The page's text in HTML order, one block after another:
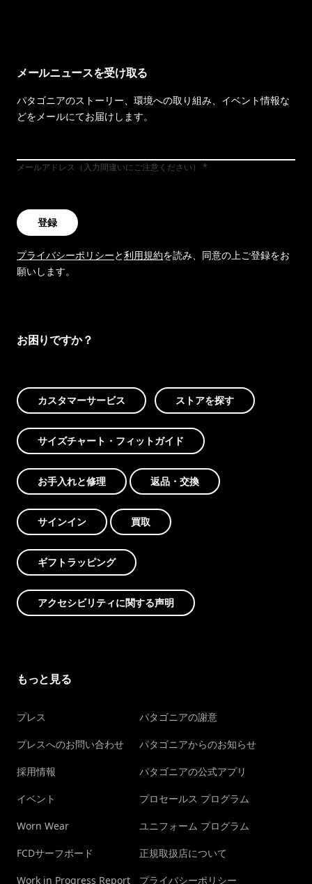
メールニュースを受け取る
パタゴニアのストーリー、環境への取り組み、イベント情報な
どをメールにてお届けします。
メールアドレス（入力間違いにご注意ください）
登録
プライバシーポリシーと利用規約を読み、同意の上ご登録をお
願いします。
お困りですか？
カスタマーサービス ストアを探す
サイズチャート・フィットガイド
お手入れと修理 返品・交換
サインイン 買取
ギフトラッピング
アクセシビリティに関する声明
もっと見る
プレス
プレスへのお問い合わせ
採用情報
イベント
Worn Wear
FCDサーフボード
Work in Progress Report
パタゴニアの謝意
パタゴニアからのお知らせ
パタゴニアの公式アプリ
プロセールス プログラム
ユニフォーム プログラム
正規取扱店について
プライバシーポリシー